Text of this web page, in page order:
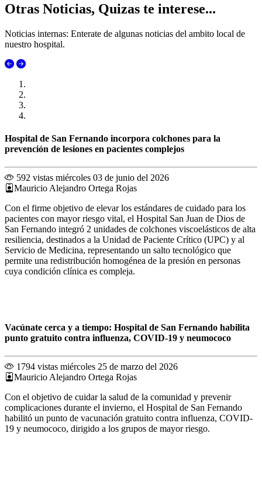
Otras Noticias, Quizas te interese...
Noticias internas: Enterate de algunas noticias del ambito local de
nuestro hospital.
Hospital de San Fernando incorpora colchones para la
prevención de lesiones en pacientes complejos
592 vistas miércoles 03 de junio del 2026
Mauricio Alejandro Ortega Rojas
Con el firme objetivo de elevar los estándares de cuidado para los
pacientes con mayor riesgo vital, el Hospital San Juan de Dios de
San Fernando integró 2 unidades de colchones viscoelásticos de alta
resiliencia, destinados a la Unidad de Paciente Crítico (UPC) y al
Servicio de Medicina, representando un salto tecnológico que
permite una redistribución homogénea de la presión en personas
cuya condición clínica es compleja.
Vacúnate cerca y a tiempo: Hospital de San Fernando habilita
punto gratuito contra influenza, COVID-19 y neumococo
1794 vistas miércoles 25 de marzo del 2026
Mauricio Alejandro Ortega Rojas
Con el objetivo de cuidar la salud de la comunidad y prevenir
complicaciones durante el invierno, el Hospital de San Fernando
habilitó un punto de vacunación gratuito contra influenza, COVID-
19 y neumococo, dirigido a los grupos de mayor riesgo.